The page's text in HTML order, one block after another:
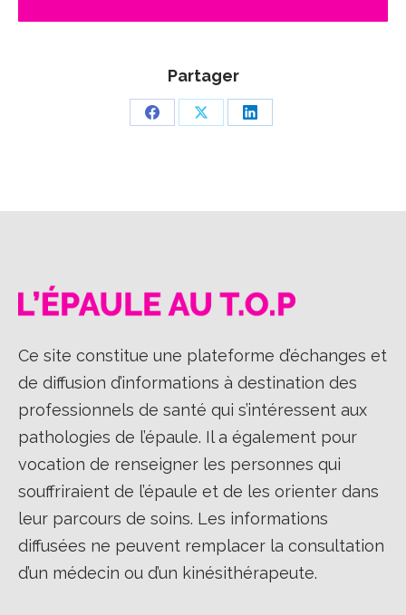
Partager
PartagerPartagerPartager
Ce site constitue une plateforme d’échanges et
de diffusion d’informations à destination des
professionnels de santé qui s’intéressent aux
pathologies de l’épaule. Il a également pour
vocation de renseigner les personnes qui
souffriraient de l’épaule et de les orienter dans
leur parcours de soins. Les informations
diffusées ne peuvent remplacer la consultation
d’un médecin ou d’un kinésithérapeute.